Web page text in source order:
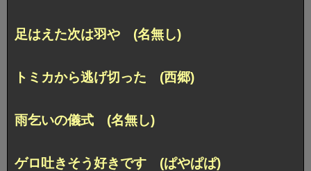
足はえた次は羽や (名無し)
トミカから逃げ切った (西郷)
雨乞いの儀式 (名無し)
ゲロ吐きそう好きです (ぱやぱぱ)